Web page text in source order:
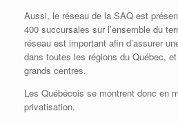
Aussi, le réseau de la SAQ est
400 succursales sur l’ensemble du
réseau est important afin d’assurer
dans toutes les régions du Québec,
grands centres.
Les Québécois se montrent donc en
privatisation.